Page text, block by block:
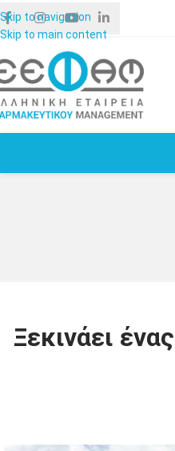
Skip to navigation
Skip to main content
Ξεκινάει